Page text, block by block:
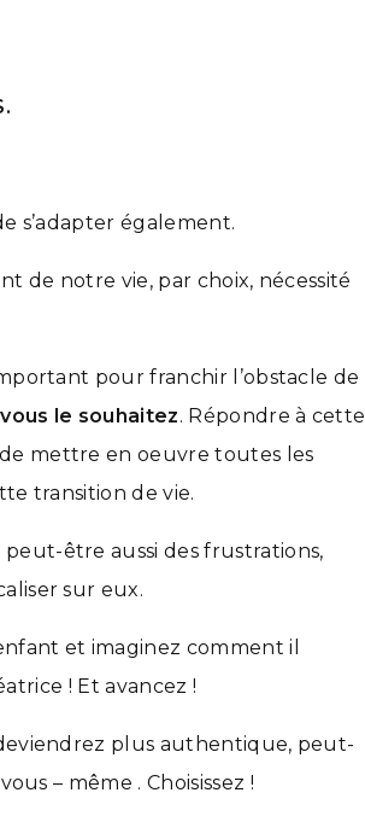
s’adapter également.
de notre vie, par choix, nécessité
pour franchir l’obstacle de
le souhaitez. Répondre à cette
mettre en oeuvre toutes les
transition de vie.
être aussi des frustrations,
sur eux.
et imaginez comment il
! Et avancez !
plus authentique, peut-
– même . Choisissez !